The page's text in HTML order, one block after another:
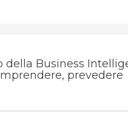
della Business
prevedere